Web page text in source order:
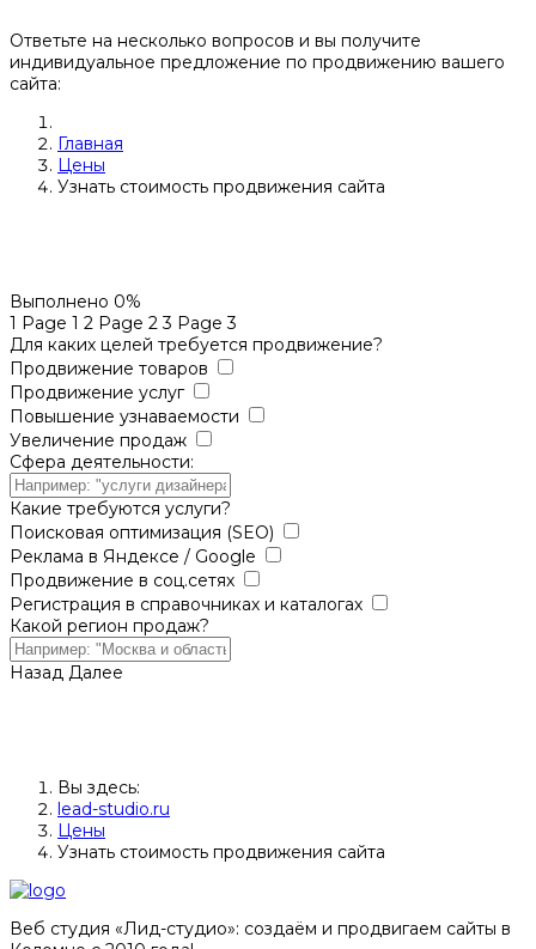
Ответьте на несколько вопросов и вы получите
индивидуальное предложение по продвижению вашего
сайта:
Главная
Цены
Узнать стоимость продвижения сайта
Выполнено 0%
1 Page 1 2 Page 2 3 Page 3
Для каких целей требуется продвижение?
Продвижение товаров
Продвижение услуг
Повышение узнаваемости
Увеличение продаж
Сфера деятельности:
Какие требуются услуги?
Поисковая оптимизация (SEO)
Реклама в Яндексе / Google
Продвижение в соц.сетях
Регистрация в справочниках и каталогах
Какой регион продаж?
Назад Далее
Вы здесь:
lead-studio.ru
Цены
Узнать стоимость продвижения сайта
Веб студия «Лид-студио»: создаём и продвигаем сайты в